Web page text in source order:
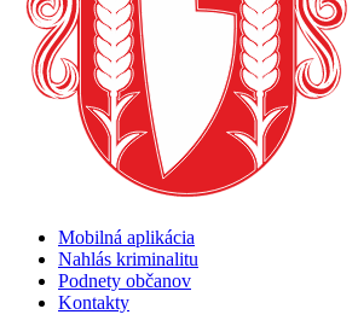
Mobilná aplikácia
Nahlás kriminalitu
Podnety občanov
Kontakty